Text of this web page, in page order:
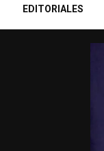
EDITORIALES